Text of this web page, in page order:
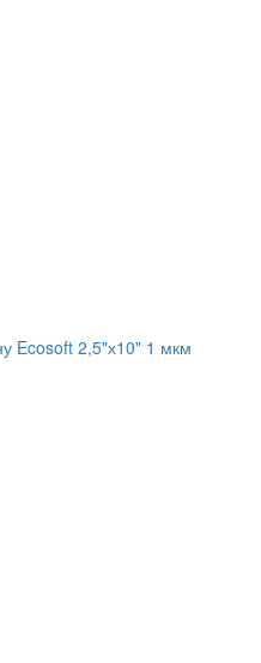
Ecosoft 2,5"х10" 1 мкм